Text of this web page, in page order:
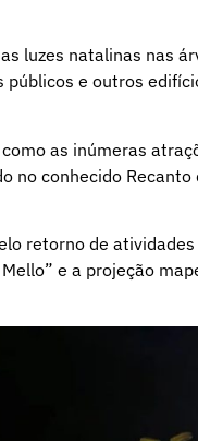
luzes natalinas nas
e outros
as inúmeras
conhecido Recanto
retorno de
e a projeção